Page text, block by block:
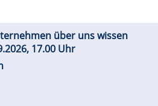
über uns wissen
17.00 Uhr